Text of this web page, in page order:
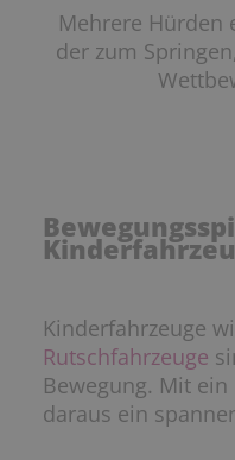
Mehrere Hürden
der zum
Kinderfahrzeuge
Rutschfahrzeuge
Bewegung. Mit
daraus ein